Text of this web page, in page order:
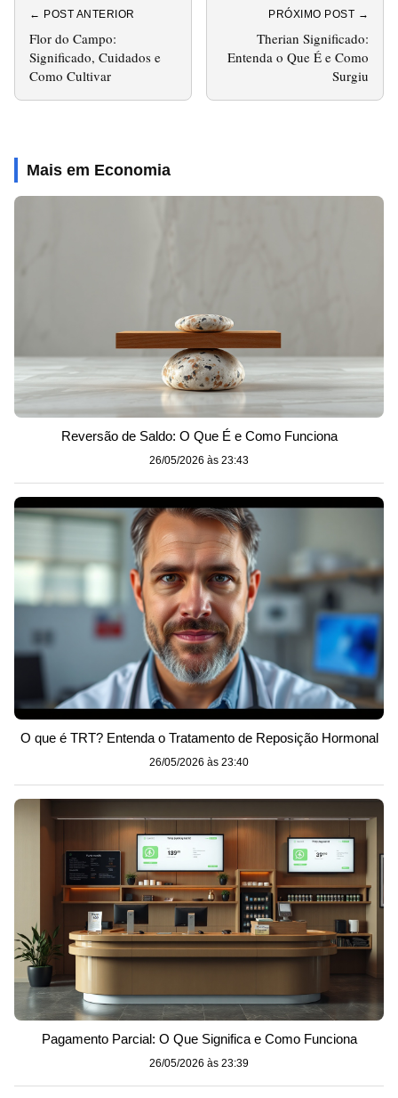
← POST ANTERIOR
Flor do Campo:
Significado, Cuidados e
Como Cultivar
PRÓXIMO POST →
Therian Significado:
Entenda o Que É e Como
Surgiu
Mais em Economia
Reversão de Saldo: O Que É e Como Funciona
26/05/2026 às 23:43
O que é TRT? Entenda o Tratamento de Reposição Hormonal
26/05/2026 às 23:40
Pagamento Parcial: O Que Significa e Como Funciona
26/05/2026 às 23:39